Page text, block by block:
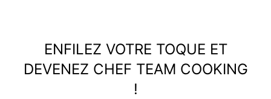
ENFILEZ VOTRE TOQUE ET
DEVENEZ CHEF TEAM COOKING
!